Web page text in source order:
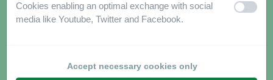
Cookies enabling an optimal exchange with social
media like Youtube, Twitter and Facebook.
off on
Accept necessary cookies only